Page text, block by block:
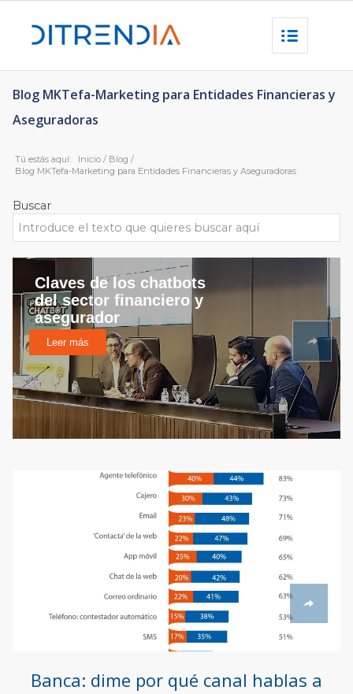
Blog MKTefa-Marketing para Entidades Financieras y
Aseguradoras
Tú estás aquí: Inicio / Blog /
Blog MKTefa-Marketing para Entidades Financieras y Aseguradoras
Buscar
Claves de los chatbots
del sector financiero y
asegurador
Leer más
Banca: dime por qué canal hablas a